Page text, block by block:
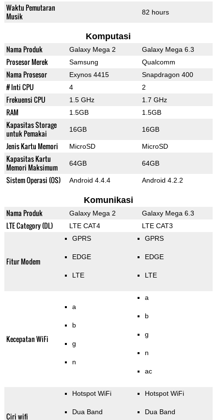
Waktu Pemutaran
Musik
82 hours
Komputasi
Nama Produk Galaxy Mega 2 Galaxy Mega 6.3
Prosesor Merek Samsung Qualcomm
Nama Prosesor Exynos 4415 Snapdragon 400
# Inti CPU 4 2
Frekuensi CPU 1.5 GHz 1.7 GHz
RAM 1.5GB 1.5GB
Kapasitas Storage
untuk Pemakai
16GB 16GB
Jenis Kartu Memori MicroSD MicroSD
Kapasitas Kartu
Memori Maksimum
64GB 64GB
Sistem Operasi (OS) Android 4.4.4 Android 4.2.2
Komunikasi
Nama Produk Galaxy Mega 2 Galaxy Mega 6.3
LTE Category (DL) LTE CAT4 LTE CAT3
Fitur Modem
GPRS
EDGE
LTE
GPRS
EDGE
LTE
Kecepatan WiFi
a
b
g
n
a
b
g
n
ac
Ciri wifi
Hotspot WiFi
Dua Band
Hotspot WiFi
Dua Band